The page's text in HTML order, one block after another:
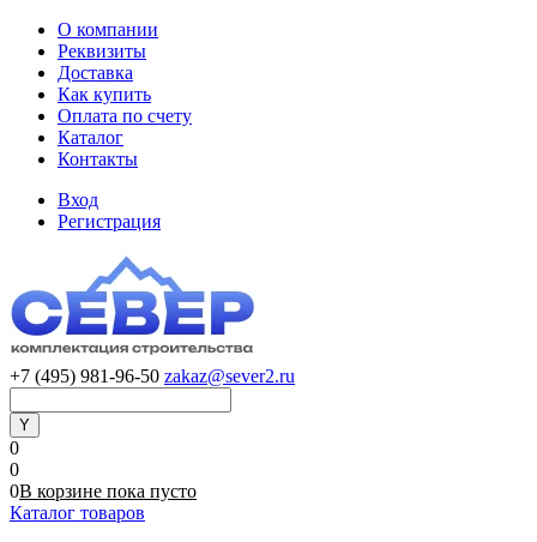
О компании
Реквизиты
Доставка
Как купить
Оплата по счету
Каталог
Контакты
Вход
Регистрация
+7 (495) 981-96-50 zakaz@sever2.ru
0
0
0В корзине пока пусто
Каталог товаров